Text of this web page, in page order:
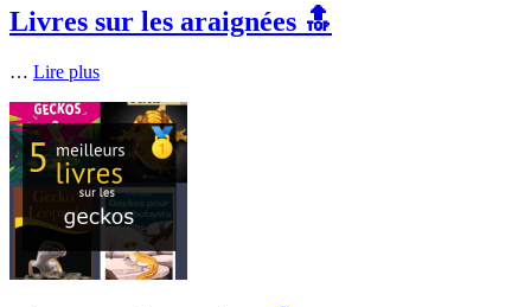
Livres sur les araignées 🔝
… Lire plus